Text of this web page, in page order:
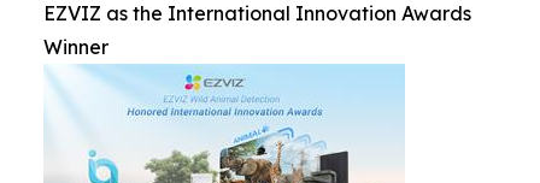
EZVIZ as the International Innovation Awards
Winner